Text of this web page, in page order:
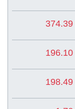
374.39
196.10
198.49